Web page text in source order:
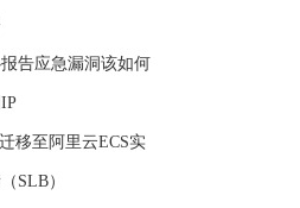
告应急漏洞该如何
移至阿里云ECS实
SLB）